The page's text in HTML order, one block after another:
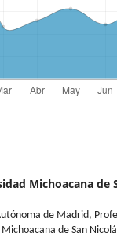
Michoacana de
de Madrid,
de San